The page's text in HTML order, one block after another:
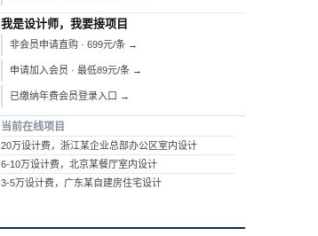
我是设计师，我要接项目
非会员申请直购 · 699元/条 →
申请加入会员 · 最低89元/条 →
已缴纳年费会员登录入口 →
当前在线项目
20万设计费，浙江某企业总部办公区室内设计
6-10万设计费，北京某餐厅室内设计
3-5万设计费，广东某自建房住宅设计